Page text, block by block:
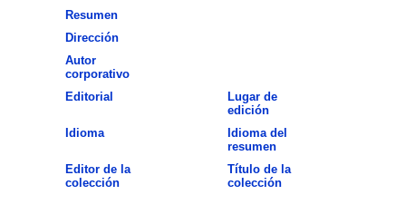
Resumen
Dirección
Autor
corporativo
Editorial
Lugar de
edición
Idioma
Idioma del
resumen
Editor de la
colección
Título de la
colección